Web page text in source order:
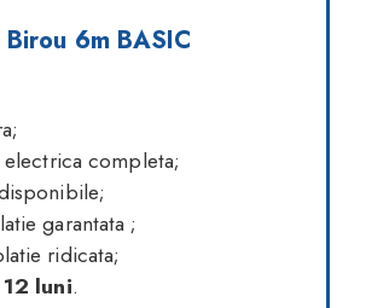
6m BASIC
electrica completa;
garantata ;
ridicata;
12 luni.